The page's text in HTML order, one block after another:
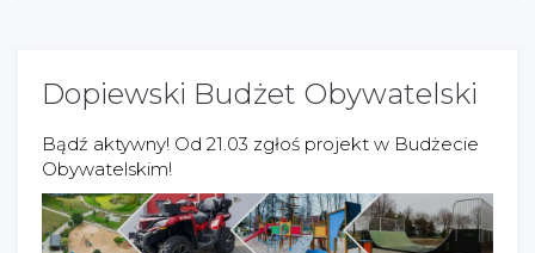
Dopiewski Budżet Obywatelski
Bądź aktywny! Od 21.03 zgłoś projekt w Budżecie
Obywatelskim!